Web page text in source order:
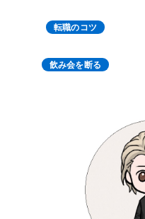
転職のコツ
飲み会を断る